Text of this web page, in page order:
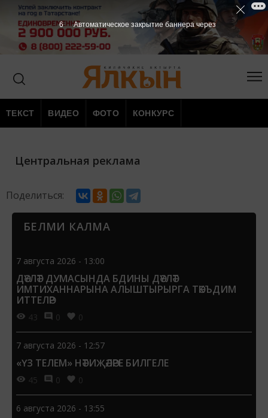
ТЕКСТ ВИДЕО ФОТО КОНКУРС
Центральная реклама
Поделиться:
БЕЛМИ КАЛМА
7 августа 2026 - 13:00
ДӘҮЛӘТ ДУМАСЫНДА БДИНЫ ДӘҮЛӘТ
ИМТИХАННАРЫНА АЛЫШТЫРЫРГА ТӘКЪДИМ
ИТТЕЛӘР
43 0 0
7 августа 2026 - 12:57
«ҮЗ ТЕЛЕМ» НӘТИҖӘЛӘРЕ БИЛГЕЛЕ
45 0 0
6 августа 2026 - 13:55
6 Автоматическое закрытие баннера через